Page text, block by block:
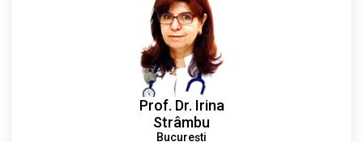
Prof. Dr. Irina
Strâmbu
București